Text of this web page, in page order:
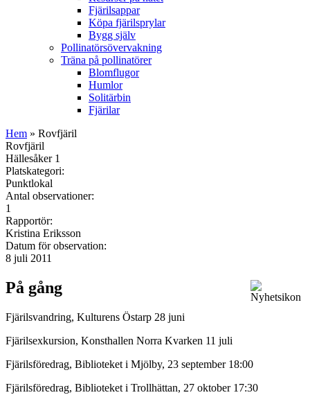
Fjärilsappar
Köpa fjärilsprylar
Bygg själv
Pollinatörsövervakning
Träna på pollinatörer
Blomflugor
Humlor
Solitärbin
Fjärilar
Hem » Rovfjäril
Rovfjäril
Hällesåker 1
Platskategori:
Punktlokal
Antal observationer:
1
Rapportör:
Kristina Eriksson
Datum för observation:
8 juli 2011
På gång
Fjärilsvandring, Kulturens Östarp 28 juni
Fjärilsexkursion, Konsthallen Norra Kvarken 11 juli
Fjärilsföredrag, Biblioteket i Mjölby, 23 september 18:00
Fjärilsföredrag, Biblioteket i Trollhättan, 27 oktober 17:30